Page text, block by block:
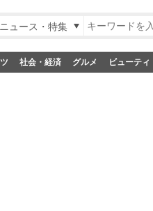
ニュース・特集
社会・経済 グルメ ビューティ